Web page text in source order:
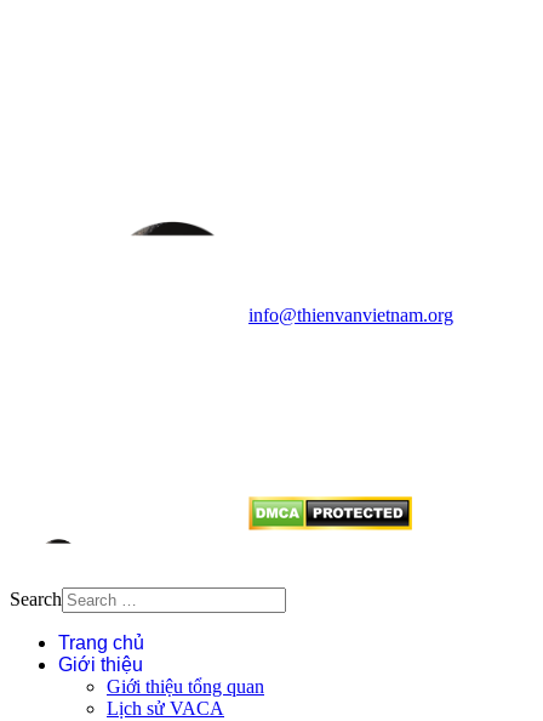
info@thienvanvietnam.org
Search
Trang chủ
Giới thiệu
Giới thiệu tổng quan
Lịch sử VACA